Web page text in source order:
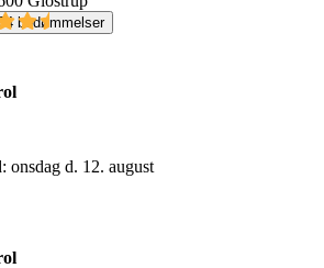
bedømmelser
onsdag d. 12. august